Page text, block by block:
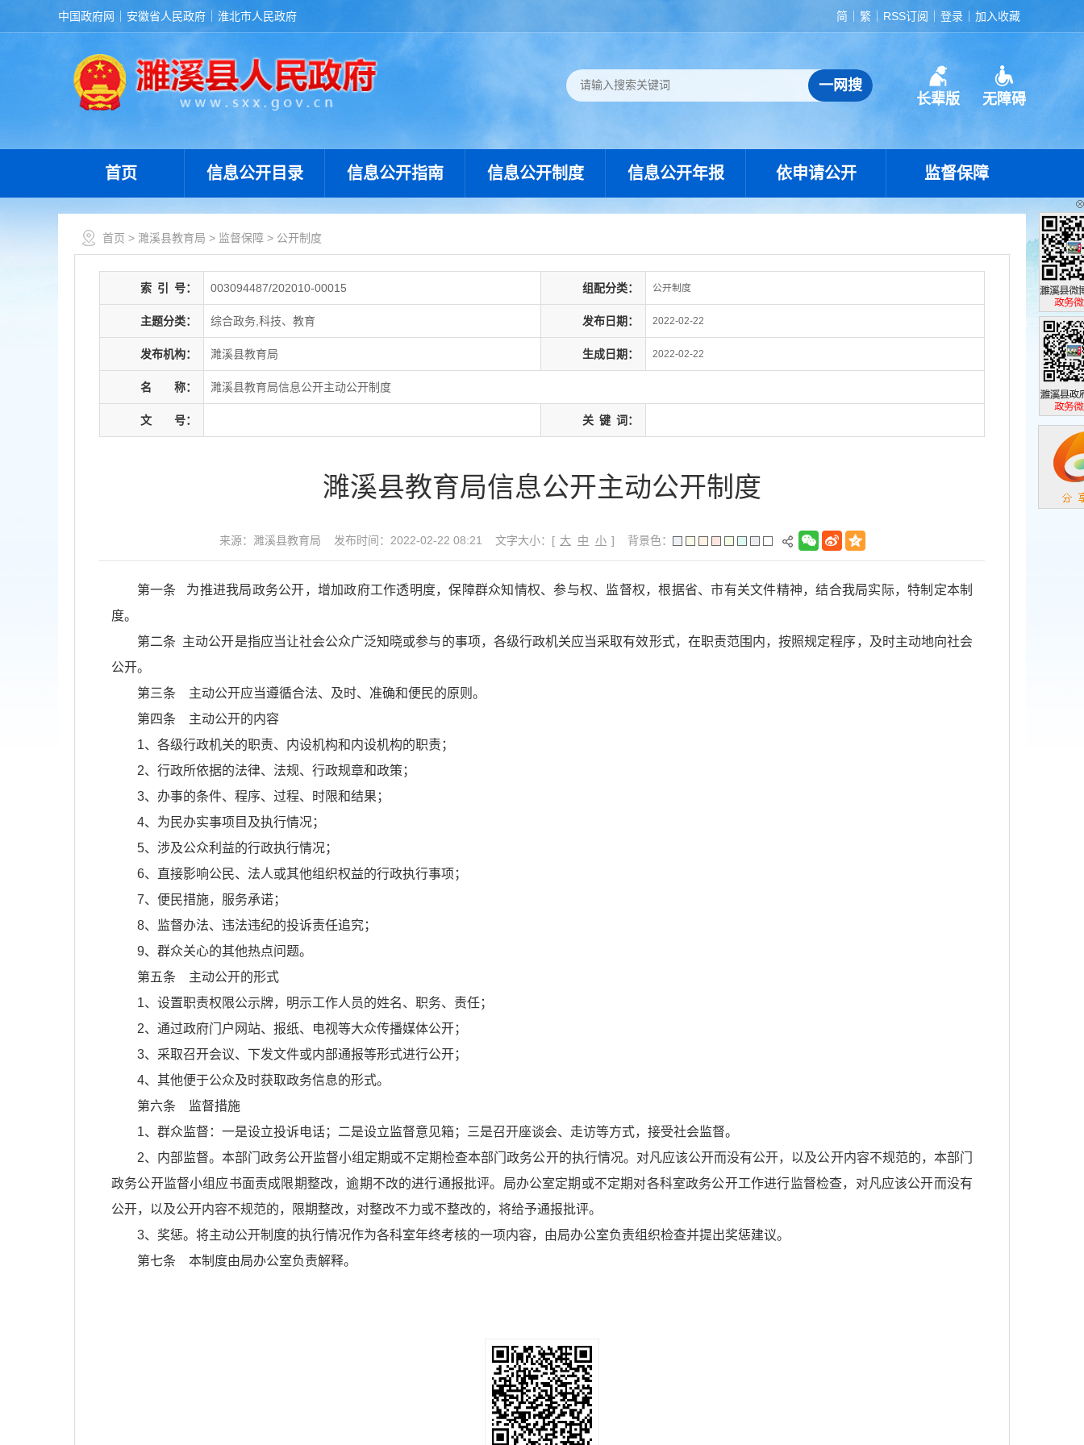
中国政府网 安徽省人民政府 淮北市人民政府 简 繁 RSS订阅 登录 加入收藏
长辈版 无障碍
首页 信息公开目录 信息公开指南 信息公开制度 信息公开年报 依申请公开 监督保障
首页 > 濉溪县教育局 > 监督保障 > 公开制度
索 引 号： 003094487/202010-00015 组配分类： 公开制度
主题分类： 综合政务,科技、教育 发布日期： 2022-02-22
发布机构： 濉溪县教育局 生成日期： 2022-02-22
名 称： 濉溪县教育局信息公开主动公开制度
文 号： 关 键 词：
濉溪县教育局信息公开主动公开制度
来源：濉溪县教育局 发布时间：2022-02-22 08:21 文字大小：[ 大 中 小 ] 背景色：
第一条 为推进我局政务公开，增加政府工作透明度，保障群众知情权、参与权、监督权，根据省、市有关文件精神，结合我局实际，特制定本制
度。
第二条 主动公开是指应当让社会公众广泛知晓或参与的事项，各级行政机关应当采取有效形式，在职责范围内，按照规定程序，及时主动地向社会
公开。
第三条 主动公开应当遵循合法、及时、准确和便民的原则。
第四条 主动公开的内容
1、各级行政机关的职责、内设机构和内设机构的职责；
2、行政所依据的法律、法规、行政规章和政策；
3、办事的条件、程序、过程、时限和结果；
4、为民办实事项目及执行情况；
5、涉及公众利益的行政执行情况；
6、直接影响公民、法人或其他组织权益的行政执行事项；
7、便民措施，服务承诺；
8、监督办法、违法违纪的投诉责任追究；
9、群众关心的其他热点问题。
第五条 主动公开的形式
1、设置职责权限公示牌，明示工作人员的姓名、职务、责任；
2、通过政府门户网站、报纸、电视等大众传播媒体公开；
3、采取召开会议、下发文件或内部通报等形式进行公开；
4、其他便于公众及时获取政务信息的形式。
第六条 监督措施
1、群众监督：一是设立投诉电话；二是设立监督意见箱；三是召开座谈会、走访等方式，接受社会监督。
2、内部监督。本部门政务公开监督小组定期或不定期检查本部门政务公开的执行情况。对凡应该公开而没有公开，以及公开内容不规范的，本部门
政务公开监督小组应书面责成限期整改，逾期不改的进行通报批评。局办公室定期或不定期对各科室政务公开工作进行监督检查，对凡应该公开而没有
公开，以及公开内容不规范的，限期整改，对整改不力或不整改的，将给予通报批评。
3、奖惩。将主动公开制度的执行情况作为各科室年终考核的一项内容，由局办公室负责组织检查并提出奖惩建议。
第七条 本制度由局办公室负责解释。
濉溪县政
政务微博
濉溪县政
政务微信